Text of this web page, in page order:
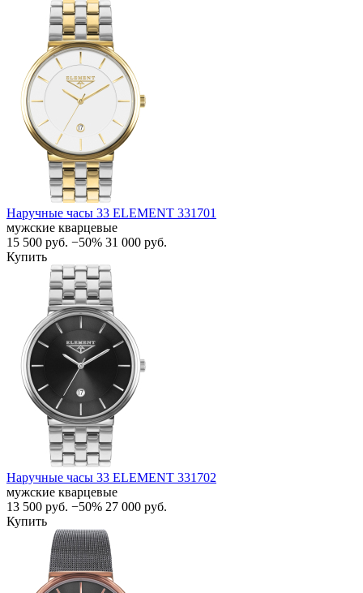
Наручные часы 33 ELEMENT 331701
мужские кварцевые
15 500 руб. −50% 31 000 руб.
Купить
Наручные часы 33 ELEMENT 331702
мужские кварцевые
13 500 руб. −50% 27 000 руб.
Купить